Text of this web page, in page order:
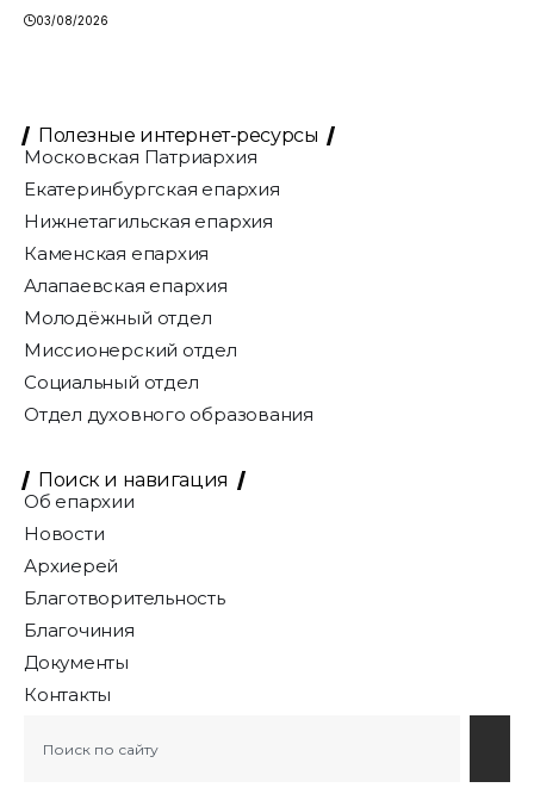
03/08/2026
Полезные интернет-ресурсы
Московская Патриархия
Екатеринбургская епархия
Нижнетагильская епархия
Каменская епархия
Алапаевская епархия
Молодёжный отдел
Миссионерский отдел
Социальный отдел
Отдел духовного образования
Поиск и навигация
Об епархии
Новости
Архиерей
Благотворительность
Благочиния
Документы
Контакты